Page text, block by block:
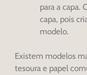
para a capa.
capa, pois
modelo.
Existem modelos
tesoura e papel